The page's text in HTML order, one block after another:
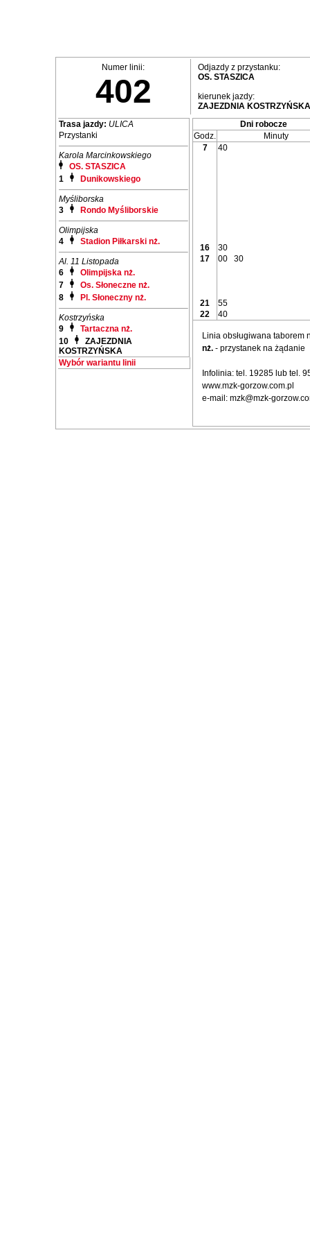
Numer linii:
402
Odjazdy z przystanku:
OS. STASZICA
kierunek jazdy:
ZAJEZDNIA KOSTRZYŃSKA
Trasa jazdy: ULICA
Przystanki
Karola Marcinkowskiego
OS. STASZICA
1
Dunikowskiego
Myśliborska
3
Rondo Myśliborskie
Olimpijska
4
Stadion Piłkarski nż.
Al. 11 Listopada
6
Olimpijska nż.
7
Os. Słoneczne nż.
8
Pl. Słoneczny nż.
Kostrzyńska
9
Tartaczna nż.
10
ZAJEZDNIA
KOSTRZYŃSKA
Wybór wariantu linii
Dni robocze
Godz.
Minuty
7
40
16
30
17
00 30
21
55
22
40
Linia obsługiwana taborem
nż. - przystanek na żądanie
Infolinia: tel. 19285 lub tel.
www.mzk-gorzow.com.pl
e-mail: mzk@mzk-